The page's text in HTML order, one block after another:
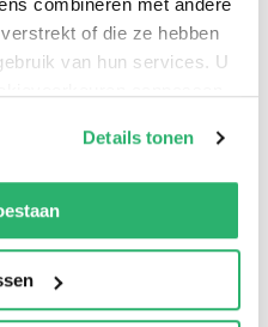
combineren met andere
of die ze hebben
van hun services. U
Details tonen